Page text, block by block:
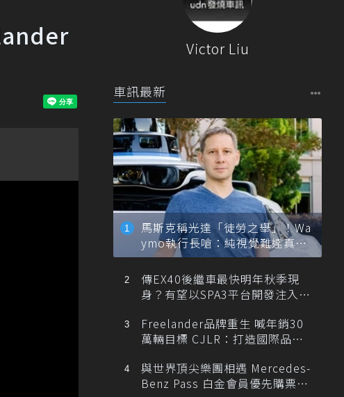
Victor Liu
車訊最新
馬斯克稱光達「徒勞之舉」！Wa
ymo執行長嗆：純視覺難達真正
自動駕駛
傳EX40後繼車最快明年秋季現
身？有望以SPA3平台開發注入80
Freelander品牌重生 喊年銷30
萬輛目標 CJLR：打造國際品牌
與世界頂尖樂團相遇 Mercedes-
Benz Pass 白金會員優先購票維